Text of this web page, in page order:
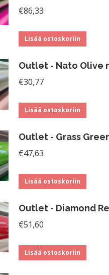
€86,33
Lisää ostoskoriin
Outlet - Nato Olive
€30,77
Lisää ostoskoriin
Outlet - Grass
€47,63
Lisää ostoskoriin
Outlet - Diamond
€51,60
Lisää ostoskoriin